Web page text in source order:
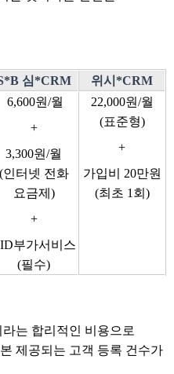
심*CRM
위시*CRM
6,600원/월
+
3,300원/월
(인터넷 전화
요금제)
+
부가서비스
(필수)
22,000원/월
(표준형)
+
가입비 20만원
(최초 1회)
라는 합리적인 비용으로
제공되는 고객 등록 건수가